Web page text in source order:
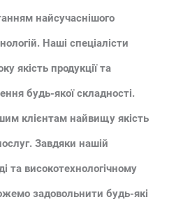
найсучаснішого
Наші спеціалісти
якість продукції та
будь-якої складності.
клієнтам найвищу якість
Завдяки нашій
та високотехнологічному
задовольнити будь-які